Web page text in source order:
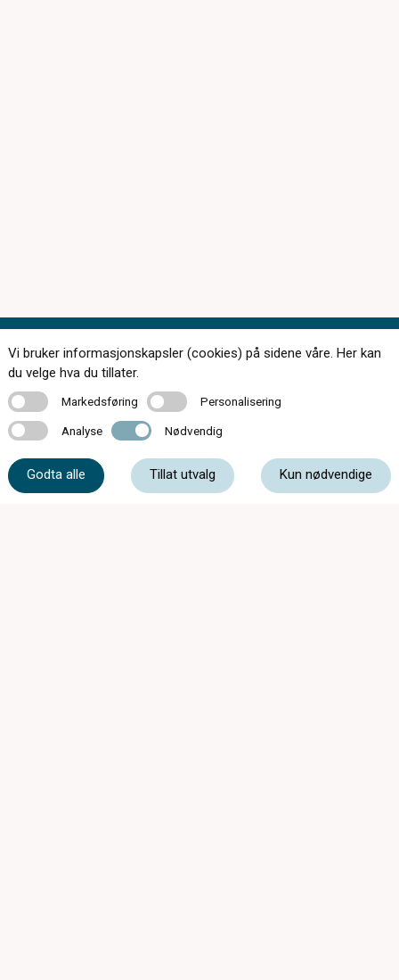
Kontakt oss
Vi bruker informasjonskapsler (cookies) på sidene våre. Her kan
du velge hva du tillater.
MarkedsføringMarkedsføring PersonaliseringPersonalisering
Analyse Analyse Nødvendig Nødvendig
Godta alle Tillat utvalg Kun nødvendige